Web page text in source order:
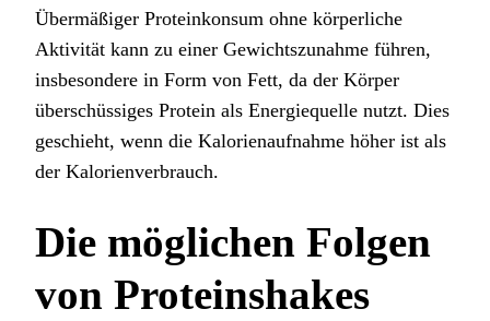
Übermäßiger Proteinkonsum ohne körperliche
Aktivität kann zu einer Gewichtszunahme führen,
insbesondere in Form von Fett, da der Körper
überschüssiges Protein als Energiequelle nutzt. Dies
geschieht, wenn die Kalorienaufnahme höher ist als
der Kalorienverbrauch.
Die möglichen Folgen
von Proteinshakes